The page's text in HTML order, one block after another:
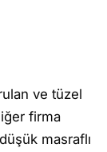
ve tüzel
firma
masraflı